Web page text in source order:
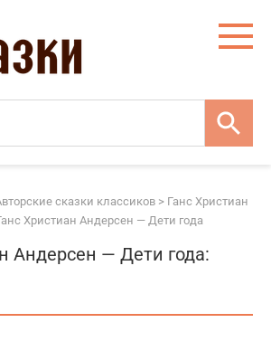
сказки классиков > Ганс Христиан
Христиан Андерсен — Дети года
Андерсен — Дети года: